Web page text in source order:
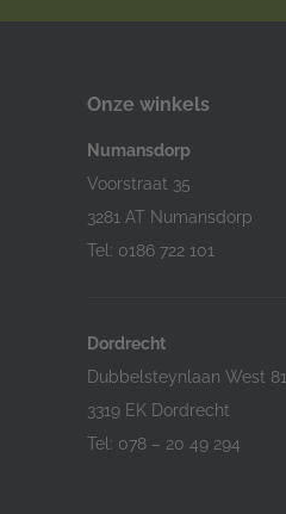
Onze winkels
Numansdorp
Voorstraat 35
3281 AT Numansdorp
Tel: 0186 722 101
Dordrecht
Dubbelsteynlaan West 81
3319 EK Dordrecht
Tel: 078 – 20 49 294